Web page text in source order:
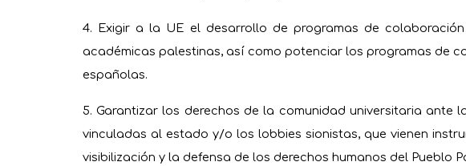
4. Exigir a la UE el desarrollo de programas de
académicas palestinas, así como potenciar los programas de
españolas.
5. Garantizar los derechos de la comunidad universitaria
vinculadas al estado y/o los lobbies sionistas, que vienen
visibilización y la defensa de los derechos humanos del Pueblo